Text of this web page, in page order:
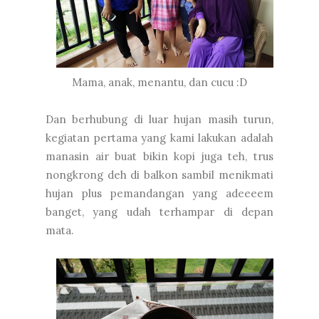
Mama, anak, menantu, dan cucu :D
Dan berhubung di luar hujan masih turun,
kegiatan pertama yang kami lakukan adalah
manasin air buat bikin kopi juga teh, trus
nongkrong deh di balkon sambil menikmati
hujan plus pemandangan yang adeeeem
banget, yang udah terhampar di depan
mata.